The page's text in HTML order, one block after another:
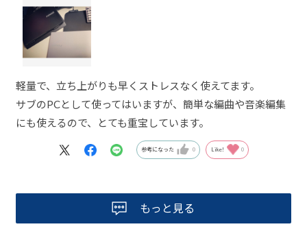
軽量で、立ち上がりも早くストレスなく使えてます。
サブのPCとして使ってはいますが、簡単な編曲や音楽編集
にも使えるので、とても重宝しています。
参考になった 0 Like! 0
もっと見る